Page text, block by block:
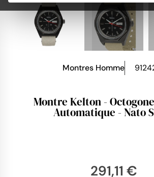
Montres Homme
Montre Kelton -
Automatique - Nato
291,11 €